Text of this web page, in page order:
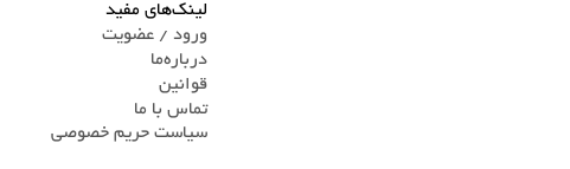
لینک‌های مفید
ورود / عضویت
درباره‌ما
قوانین
تماس ‌با ما
سیاست حریم خصوصی